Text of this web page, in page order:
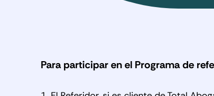
Para participar en el Programa de